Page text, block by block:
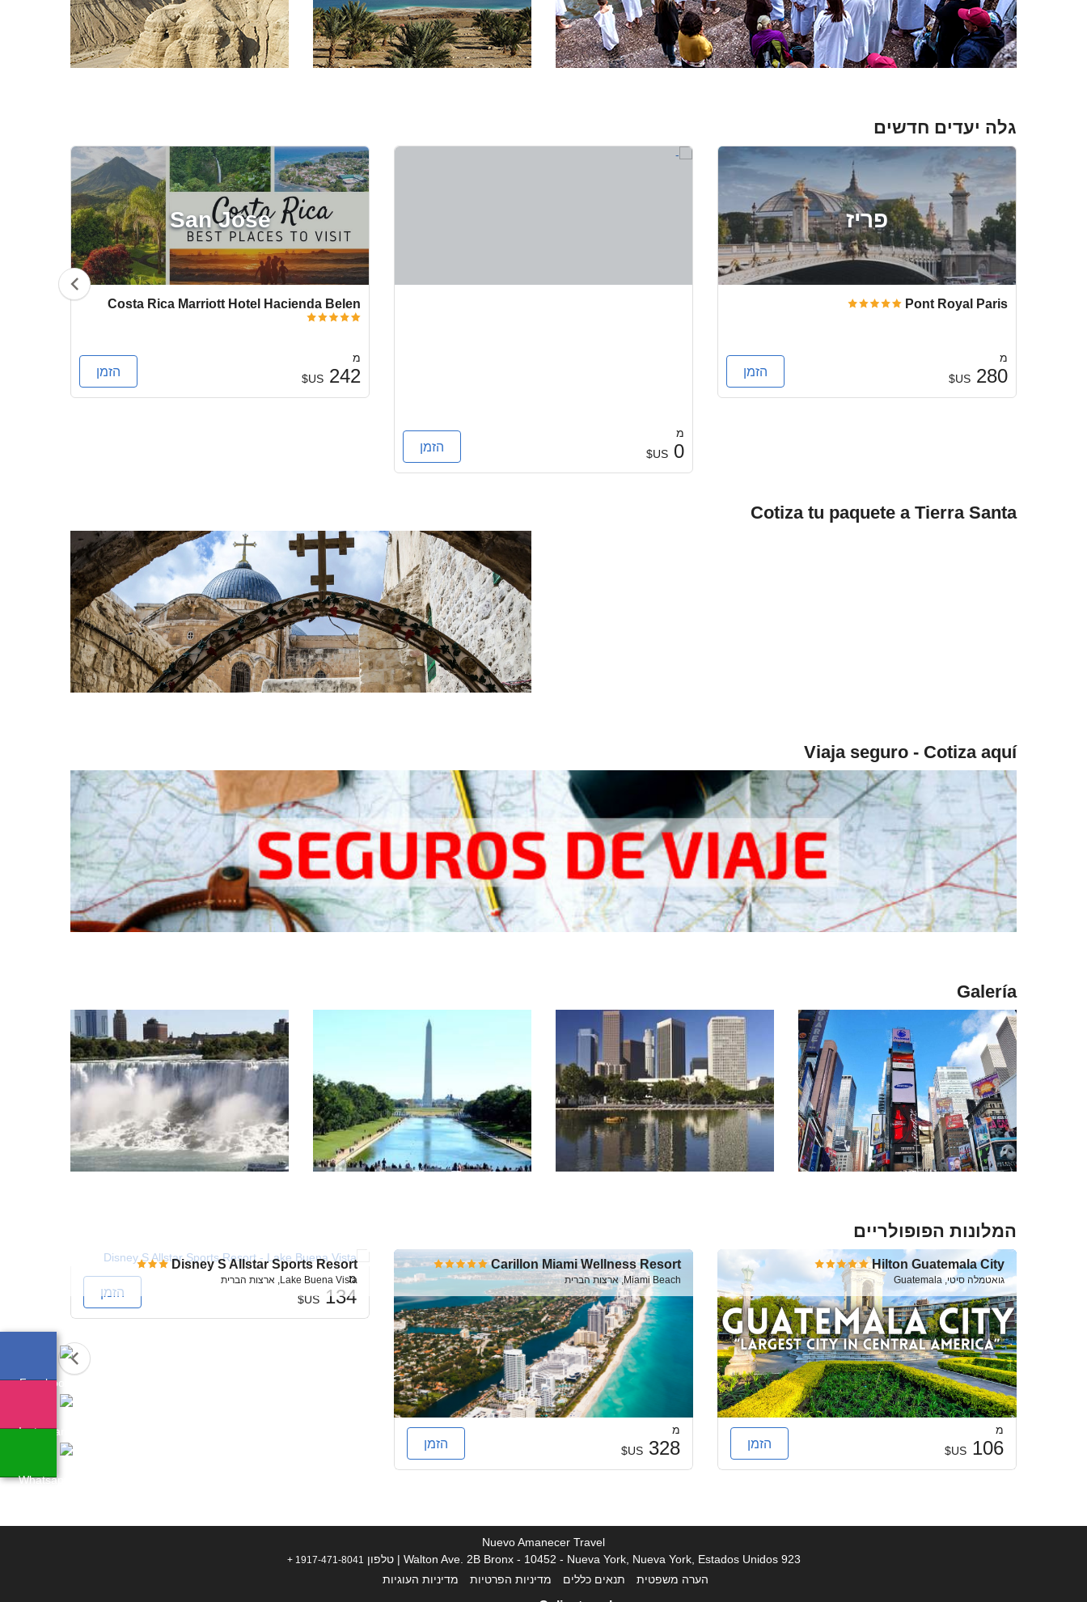
גלה יעדים חדשים
פריז
Pont Royal Paris
מ
280
US$ הזמן
מ
0
US$ הזמן
San Jose
Costa Rica Marriott Hotel Hacienda Belen
מ
242
US$ הזמן
Cotiza tu paquete a Tierra Santa
Viaja seguro - Cotiza aquí
Galería
המלונות הפופולריים
Hilton Guatemala City
גואטמלה סיטי, Guatemala
מ
106
US$ הזמן
Carillon Miami Wellness Resort
Miami Beach, ארצות הברית
מ
328
US$ הזמן
Disney S Allstar Sports Resort
Lake Buena Vista, ארצות הברית
מ
134
US$ הזמן
232
Nuevo Amanecer Travel
923 Walton Ave. 2B Bronx - 10452 - Nueva York, Nueva York, Estados Unidos | טלפון
+ 1917-471-8041
הערה משפטית תנאים כללים מדיניות הפרטיות מדיניות העוגיות